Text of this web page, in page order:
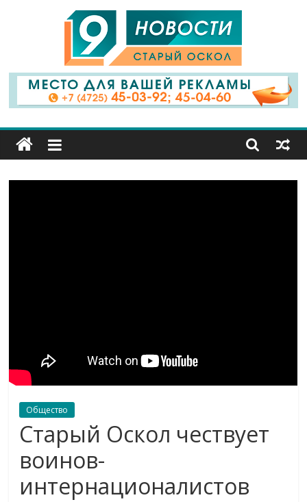
9
Канал
Старый
Общество
Старый Оскол чествует
воинов-
интернационалистов